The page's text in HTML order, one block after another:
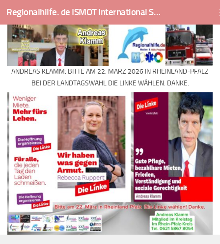
Skip to content Regionalhilfe. de ISMOT International Social And Medical Outreach Team
ANDREAS KLAMM: BITTE AM 22. MÄRZ 2026 IN RHEINLAND-PFALZ
BEI DER LANDTAGSWAHL DIE LINKE WÄHLEN. DANKE.